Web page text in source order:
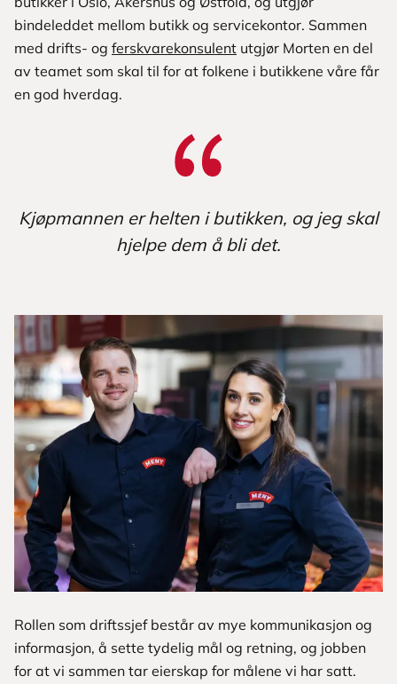
bindeleddet mellom butikk og servicekontor. Sammen
med drifts- og ferskvarekonsulent utgjør Morten en del
av teamet som skal til for at folkene i butikkene våre får
en god hverdag.
Kjøpmannen er helten i butikken, og jeg skal
hjelpe dem å bli det.
Rollen som driftssjef består av mye kommunikasjon og
informasjon, å sette tydelig mål og retning, og jobben
for at vi sammen tar eierskap for målene vi har satt.